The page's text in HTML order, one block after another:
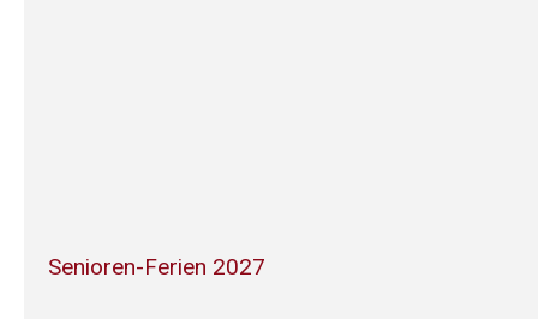
Senioren-Ferien 2027